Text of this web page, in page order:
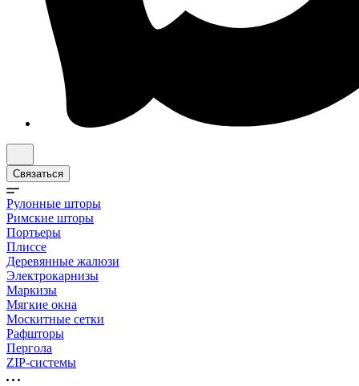
Связаться
Рулонные шторы
Римские шторы
Портьеры
Плиссе
Деревянные жалюзи
Электрокарнизы
Маркизы
Мягкие окна
Москитные сетки
Рафшторы
Пергола
ZIP-системы